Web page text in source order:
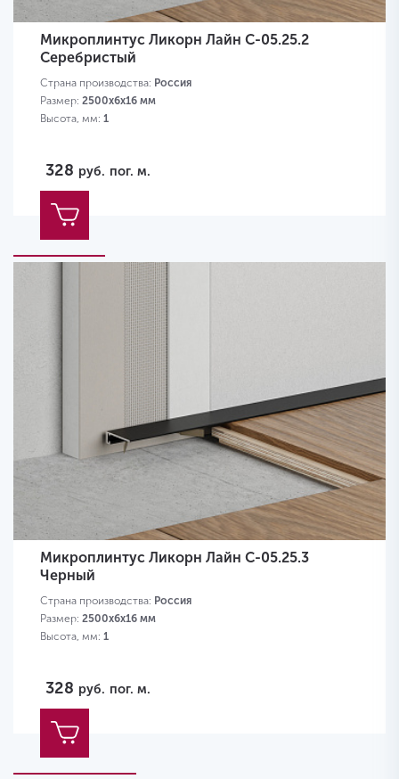
Микроплинтус Ликорн Лайн С-05.25.2
Серебристый
Страна производства: Россия
Размер: 2500x6x16 мм
Высота, мм: 1
328 руб. пог. м.
Микроплинтус Ликорн Лайн С-05.25.3
Черный
Страна производства: Россия
Размер: 2500x6x16 мм
Высота, мм: 1
328 руб. пог. м.